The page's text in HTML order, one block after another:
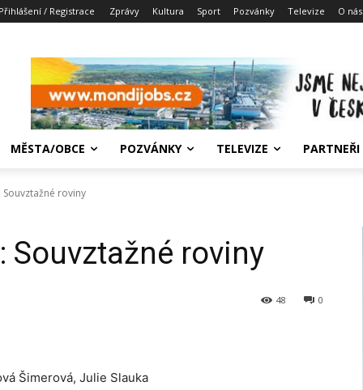
Přihlášení / Registrace Zprávy Kultura Sport Pozvánky Televize O nás
MĚSTA/OBCE POZVÁNKY TELEVIZE PARTNEŘI
Souvztažné roviny
Souvztažné roviny
0
48
Šimerová, Julie Slauka